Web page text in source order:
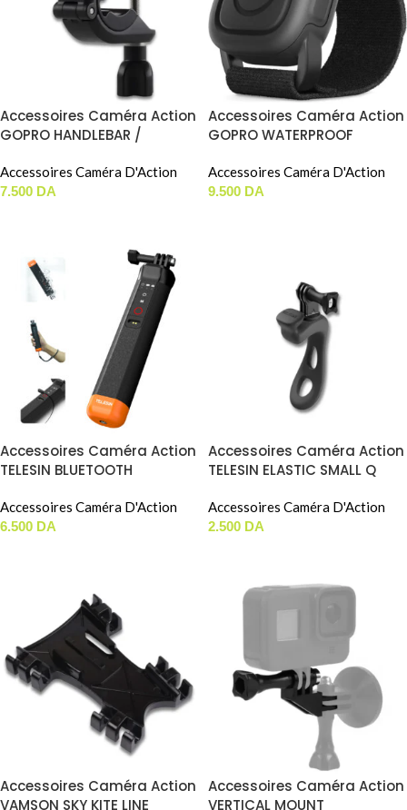
Accessoires Caméra Action
GOPRO HANDLEBAR /
Accessoires Caméra D'Action
7.500 DA
Accessoires Caméra Action
GOPRO WATERPROOF
13/12/11/11 Mini)
Accessoires Caméra D'Action
9.500 DA
Accessoires Caméra Action
TELESIN BLUETOOTH
01-TGP)
Accessoires Caméra D'Action
6.500 DA
Accessoires Caméra Action
TELESIN ELASTIC SMALL Q
001)
Accessoires Caméra D'Action
2.500 DA
Accessoires Caméra Action
VAMSON SKY KITE LINE
Accessoires Caméra Action
VERTICAL MOUNT